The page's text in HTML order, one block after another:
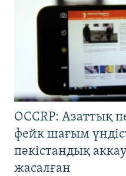
OCCRP: Азаттық
фейк шағым
пәкістандық
жасалған